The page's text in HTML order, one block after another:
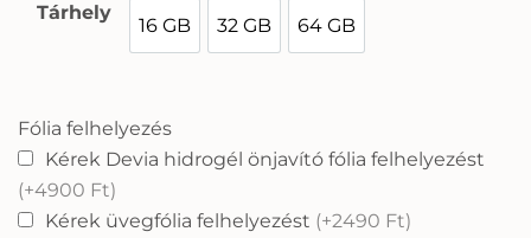
Tárhely
16 GB 32 GB 64 GB
Fólia felhelyezés
Kérek Devia hidrogél önjavító fólia felhelyezést
(+4900 Ft)
Kérek üvegfólia felhelyezést (+2490 Ft)